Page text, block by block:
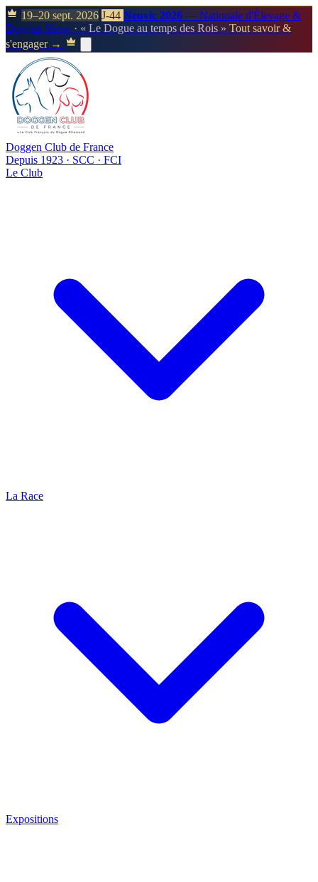
19–20 sept. 2026 J-44 Neuvic 2026 — Nationale d'Élevage &
Doggen Show · « Le Dogue au temps des Rois » Tout savoir &
s'engager →
Doggen Club de France
Depuis 1923 · SCC · FCI
Le Club
La Race
Expositions